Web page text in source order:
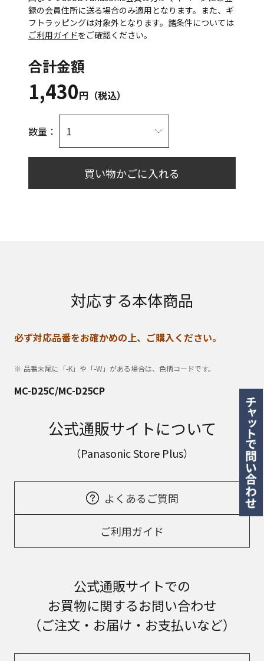
録の会員住所に送る場合のみ適用となります。また、ギ
フトラッピングは対象外となります。諸条件については
ご利用ガイドをご確認ください。
合計金額
1,430円（税込）
数量：
買い物かごに入れる
対応する本体商品
必ず対応品番をお確かめの上、ご購入ください。
品番末尾に「-K」や「-W」がある場合は、色柄コードです。
MC-D25C/MC-D25CP
公式通販サイトについて
（Panasonic Store Plus）
よくあるご質問
ご利用ガイド
公式通販サイトでの
お買物に関するお問い合わせ
（ご注文・お届け・お支払いなど）